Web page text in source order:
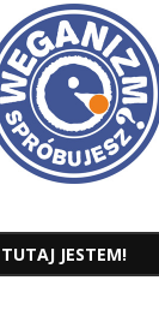
TUTAJ JESTEM!